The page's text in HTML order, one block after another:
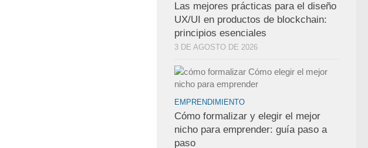
Las mejores prácticas para el diseño
UX/UI en productos de blockchain:
principios esenciales
3 DE AGOSTO DE 2026
EMPRENDIMIENTO
Cómo formalizar y elegir el mejor
nicho para emprender: guía paso a
paso